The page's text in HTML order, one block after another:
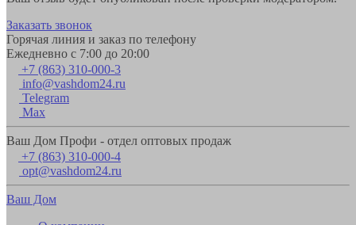
Заказать звонок
Горячая линия и заказ по телефону
Ежедневно с 7:00 до 20:00
+7 (863) 310-000-3
info@vashdom24.ru
Telegram
Max
Ваш Дом Профи - отдел оптовых продаж
+7 (863) 310-000-4
opt@vashdom24.ru
Ваш Дом